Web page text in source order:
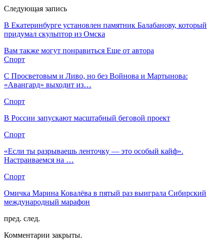
Следующая запись
В Екатеринбурге установлен памятник Балабанову, который
придумал скульптор из Омска
Вам также могут понравиться Еще от автора
Спорт
С Просветовым и Ливо, но без Войнова и Мартынова:
«Авангард» выходит из…
Спорт
В России запускают масштабный беговой проект
Спорт
«Если ты разрываешь ленточку — это особый кайф».
Настраиваемся на …
Спорт
Омичка Марина Ковалёва в пятый раз выиграла Сибирский
международный марафон
пред. след.
Комментарии закрыты.